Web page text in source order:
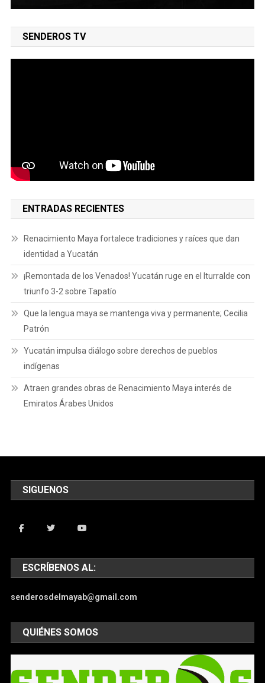
SENDEROS TV
ENTRADAS RECIENTES
Renacimiento Maya fortalece tradiciones y raíces que dan
identidad a Yucatán
¡Remontada de los Venados! Yucatán ruge en el Iturralde con
triunfo 3-2 sobre Tapatío
Que la lengua maya se mantenga viva y permanente; Cecilia
Patrón
Yucatán impulsa diálogo sobre derechos de pueblos
indígenas
Atraen grandes obras de Renacimiento Maya interés de
Emiratos Árabes Unidos
SIGUENOS
ESCRÍBENOS AL:
senderosdelmayab@gmail.com
QUIÉNES SOMOS